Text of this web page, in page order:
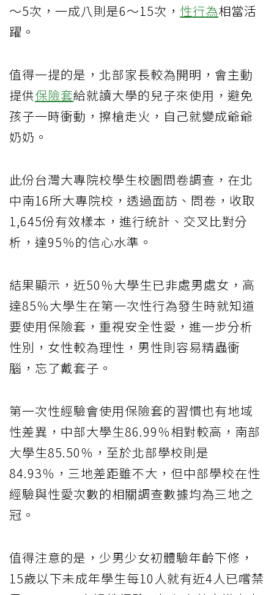
～5次，一成八則是6～15次， 性行為相當活
躍。
值得一提的是，北部家長較為開明，會主動
提供保險套給就讀大學的兒子來使用，避免
孩子一時衝動，擦槍走火，自己就變成爺爺
奶奶。
此份台灣大專院校學生校園問卷調查，在北
中南16所大專院校，透過面訪、問卷，收取
1,645份有效樣本，進行統計、交叉比對分
析，達95％的信心水準。
結果顯示，近50％大學生已非處男處女，高
達85％大學生在第一次性行為發生時就知道
要使用保險套，重視安全性愛，進一步分析
性別，女性較為理性，男性則容易精蟲衝
腦，忘了戴套子。
第一次性經驗會使用保險套的習慣也有地域
性差異，中部大學生86.99％相對較高，南部
大學生85.50％，至於北部學校則是
84.93％，三地差距雖不大，但中部學校在性
經驗與性愛次數的相關調查數據均為三地之
冠。
值得注意的是，少男少女初體驗年齡下修，
15歲以下未成年學生每10人就有近4人已嚐禁